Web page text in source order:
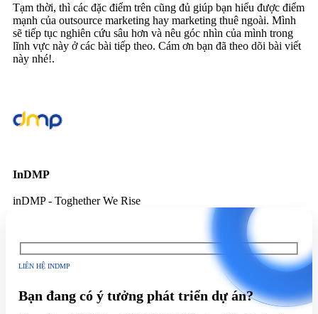
Tạm thời, thì các đặc điểm trên cũng đủ giúp bạn hiểu được điểm
mạnh của outsource marketing hay marketing thuê ngoài. Mình
sẽ tiếp tục nghiên cứu sâu hơn và nêu góc nhìn của mình trong
lĩnh vực này ở các bài tiếp theo. Cám ơn bạn đã theo dõi bài viết
này nhé!.
InDMP
inDMP - Toghether We Rise
LIÊN HỆ INDMP
Bạn đang có ý tưởng phát triển dự án?